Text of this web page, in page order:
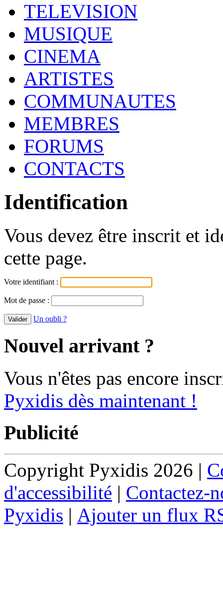
TELEVISION
MUSIQUE
CINEMA
ARTISTES
COMMUNAUTES
MEMBRES
FORUMS
CONTACTS
Identification
Vous devez être inscrit et
cette page.
Votre identifiant :
Mot de passe :
Un oubli ?
Nouvel arrivant ?
Vous n'êtes pas encore
Pyxidis dès maintenant !
Publicité
Copyright Pyxidis 2026 |
d'accessibilité | Contactez-
Pyxidis | Ajouter un flux